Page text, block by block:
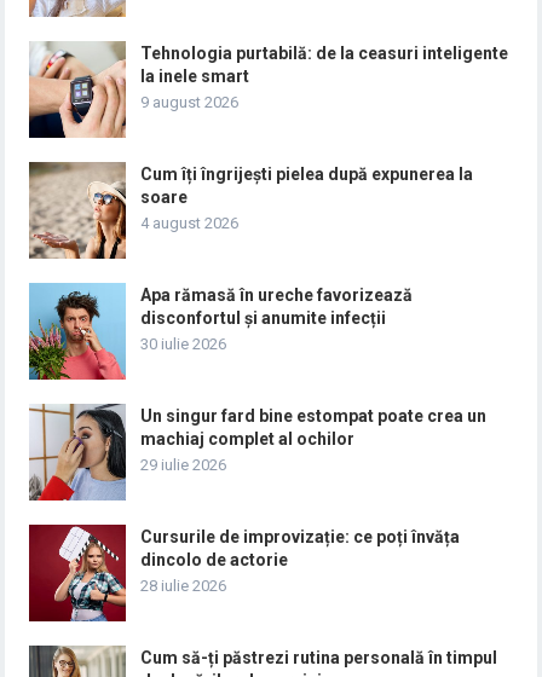
Tehnologia purtabilă: de la ceasuri inteligente
la inele smart
9 august 2026
Cum îți îngrijești pielea după expunerea la
soare
4 august 2026
Apa rămasă în ureche favorizează
disconfortul și anumite infecții
30 iulie 2026
Un singur fard bine estompat poate crea un
machiaj complet al ochilor
29 iulie 2026
Cursurile de improvizație: ce poți învăța
dincolo de actorie
28 iulie 2026
Cum să-ți păstrezi rutina personală în timpul